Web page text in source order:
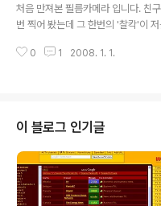
해 알려드립니다. 10만원 이하의
랑 똑같은데 필카라고 생각하면 됩니
에게 정말 강추 합니다!! 성능 부분에
처음 만져본 필름카메라 입니다. 친
번 찍어 봤는데 그 한번의 '찰칵'이
알고 이걸로 해봤는데 정말 새로운
이 어떻게 찍히고 어떻게 조절하면 어
지 익힐수 있죠. 많이 저렵하다고는
때 후반에서 많게는 40만원때 까지
에서 구할수 있더라구요. 저는 아직
만 탐내고 있습니다. 저에게는 영입 1
다.
0 1 2008. 1. 1.
이 블로그 인기글